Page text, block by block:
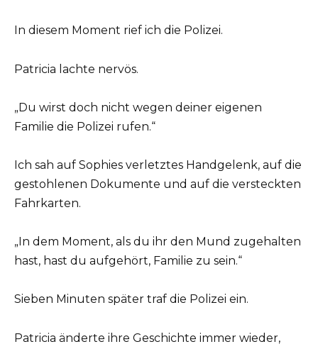
In diesem Moment rief ich die Polizei.
Patricia lachte nervös.
„Du wirst doch nicht wegen deiner eigenen
Familie die Polizei rufen.“
Ich sah auf Sophies verletztes Handgelenk, auf die
gestohlenen Dokumente und auf die versteckten
Fahrkarten.
„In dem Moment, als du ihr den Mund zugehalten
hast, hast du aufgehört, Familie zu sein.“
Sieben Minuten später traf die Polizei ein.
Patricia änderte ihre Geschichte immer wieder,